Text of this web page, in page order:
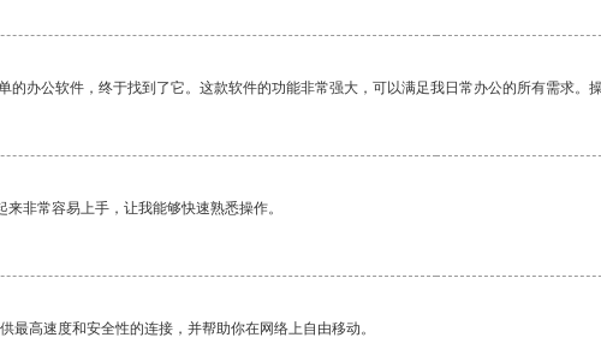
的办公软件，终于找到了它。这款软件的功能非常强大，可以满足我日常办公的所有需求。
非常容易上手，让我能够快速熟悉操作。
最高速度和安全性的连接，并帮助你在网络上自由移动。